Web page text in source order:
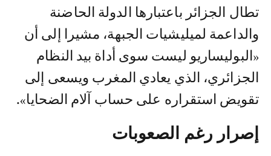
تطال الجزائر باعتبارها الدولة الحاضنة
والداعمة لميليشيات الجبهة، مشيرا إلى أن
«البوليساريو ليست سوى أداة بيد النظام
الجزائري، الذي يعادي المغرب ويسعى إلى
تقويض استقراره على حساب آلام الضحايا».
إصرار رغم الصعوبات